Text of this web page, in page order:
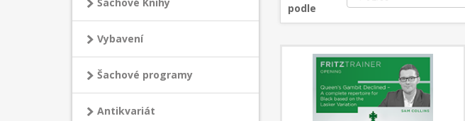
podle
Vybavení
Šachové programy
Antikvariát